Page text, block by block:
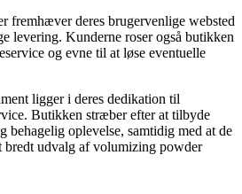
fremhæver deres brugervenlige websted
levering. Kunderne roser også butikken
og evne til at løse eventuelle
ligger i deres dedikation til
Butikken stræber efter at tilbyde
behagelig oplevelse, samtidig med at de
bredt udvalg af volumizing powder